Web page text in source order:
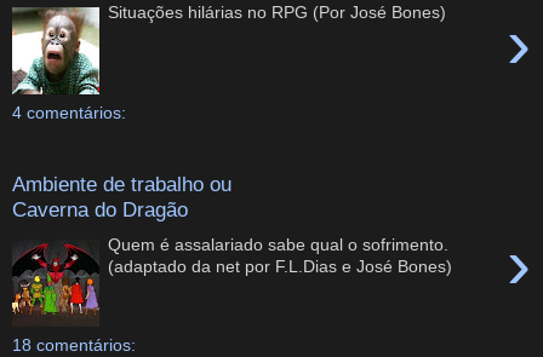
›
Situações hilárias no RPG (Por José Bones)
4 comentários:
Ambiente de trabalho ou
Caverna do Dragão
›
Quem é assalariado sabe qual o sofrimento.
(adaptado da net por F.L.Dias e José Bones)
18 comentários: